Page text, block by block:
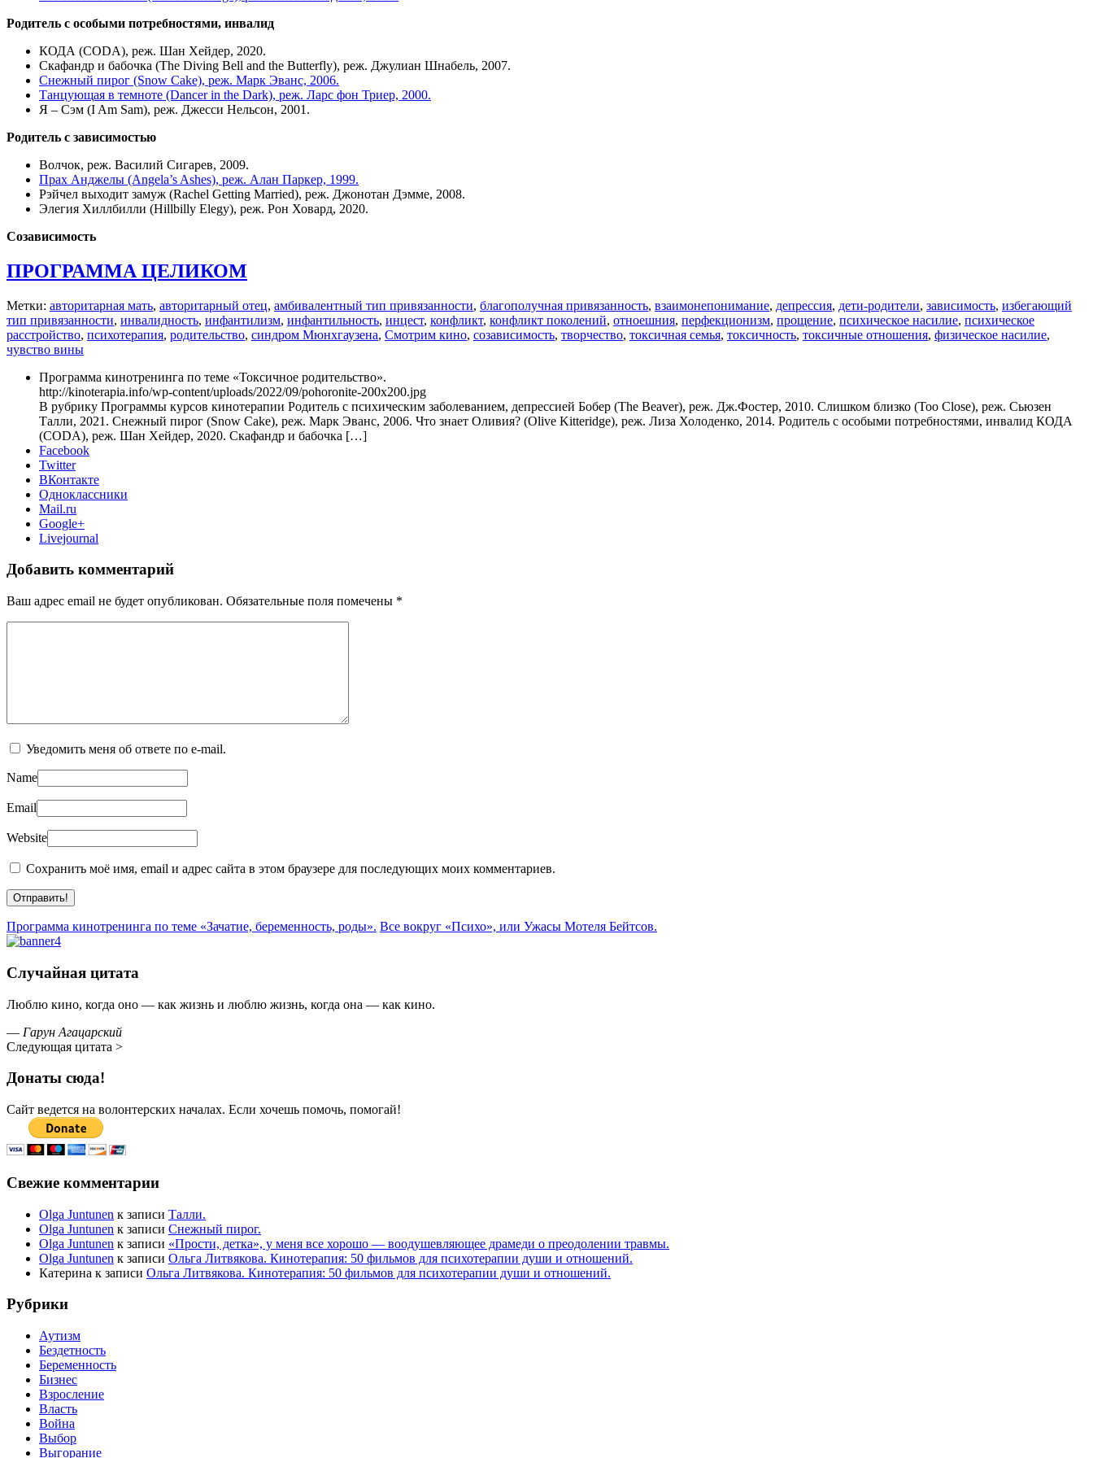
Родитель с особыми потребностями, инвалид
КОДА (CODA), реж. Шан Хейдер, 2020.
Скафандр и бабочка (The Diving Bell and the Butterfly), реж. Джулиан Шнабель, 2007.
Снежный пирог (Snow Cake), реж. Марк Эванс, 2006.
Танцующая в темноте (Dancer in the Dark), реж. Ларс фон Триер, 2000.
Я – Сэм (I Am Sam), реж. Джесси Нельсон, 2001.
Родитель с зависимостью
Волчок, реж. Василий Сигарев, 2009.
Прах Анджелы (Angela’s Ashes), реж. Алан Паркер, 1999.
Рэйчел выходит замуж (Rachel Getting Married), реж. Джонотан Дэмме, 2008.
Элегия Хиллбилли (Hillbilly Elegy), реж. Рон Ховард, 2020.
Созависимость
ПРОГРАММА ЦЕЛИКОМ
Метки: авторитарная мать, авторитарный отец, амбивалентный тип привязанности, благополучная привязанность, взаимонепонимание, депрессия, дети-родители, зависимость, избегающий
тип привязанности, инвалидность, инфантилизм, инфантильность, инцест, конфликт, конфликт поколений, отноешния, перфекционизм, прощение, психическое насилие, психическое
расстройство, психотерапия, родительство, синдром Мюнхгаузена, Смотрим кино, созависимость, творчество, токсичная семья, токсичность, токсичные отношения, физическое насилие,
чувство вины
Программа кинотренинга по теме «Токсичное родительство».
http://kinoterapia.info/wp-content/uploads/2022/09/pohoronite-200x200.jpg
В рубрику Программы курсов кинотерапии Родитель с психическим заболеванием, депрессией Бобер (The Beaver), реж. Дж.Фостер, 2010. Слишком близко (Too Close), реж. Сьюзен
Талли, 2021. Снежный пирог (Snow Cake), реж. Марк Эванс, 2006. Что знает Оливия? (Olive Kitteridge), реж. Лиза Холоденко, 2014. Родитель с особыми потребностями, инвалид КОДА
(CODA), реж. Шан Хейдер, 2020. Скафандр и бабочка […]
Facebook
Twitter
ВКонтакте
Одноклассники
Mail.ru
Google+
Livejournal
Добавить комментарий
Ваш адрес email не будет опубликован. Обязательные поля помечены *
Уведомить меня об ответе по e-mail.
Name
Email
Website
Сохранить моё имя, email и адрес сайта в этом браузере для последующих моих комментариев.
Программа кинотренинга по теме «Зачатие, беременность, роды». Все вокруг «Психо», или Ужасы Мотеля Бейтсов.
Случайная цитата
Люблю кино, когда оно — как жизнь и люблю жизнь, когда она — как кино.
— Гарун Агацарский
Следующая цитата >
Донаты сюда!
Сайт ведется на волонтерских началах. Если хочешь помочь, помогай!
Свежие комментарии
Olga Juntunen к записи Талли.
Olga Juntunen к записи Снежный пирог.
Olga Juntunen к записи «Прости, детка», у меня все хорошо — воодушевляющее драмеди о преодолении травмы.
Olga Juntunen к записи Ольга Литвякова. Кинотерапия: 50 фильмов для психотерапии души и отношений.
Катерина к записи Ольга Литвякова. Кинотерапия: 50 фильмов для психотерапии души и отношений.
Рубрики
Аутизм
Бездетность
Беременность
Бизнес
Взросление
Власть
Война
Выбор
Выгорание